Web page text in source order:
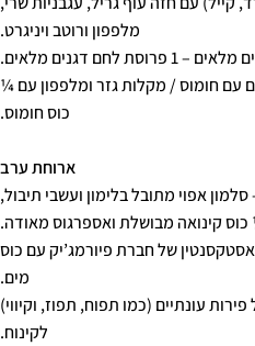
מלפפון ורוטב ויניגרט.
פרוסת לחם דגנים מלאים.
עם חומוס / מקלות גזר ומלפפון עם ¼
כוס חומוס.
ארוחת ערב
אפוי מתובל בלימון ועשבי תיבול,
קינואה מבושלת ואספרגוס מאודה.
1 קפסולה של אסטקסנטין של חברת פיורמג’יק עם כוס
מים.
עונתיים (כמו תפוח, תפוז, וקיווי)
לקינוח.